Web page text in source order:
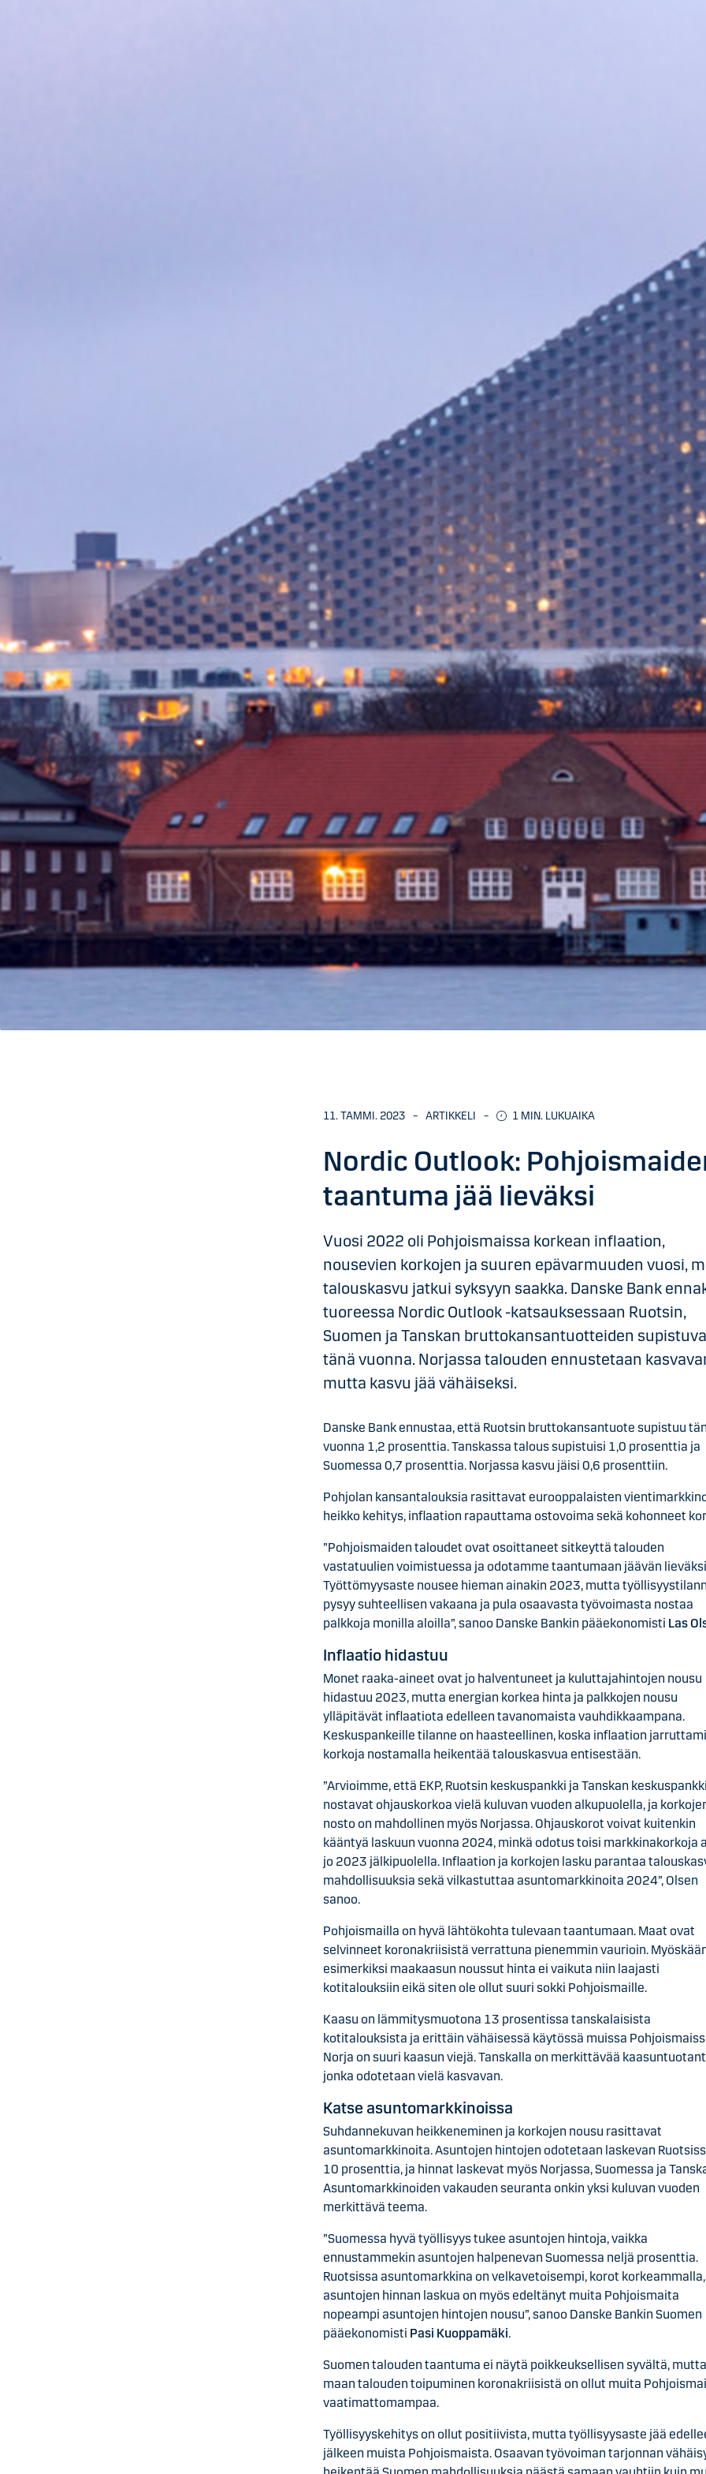
11. TAMMI. 2023 – ARTIKKELI – 1 MIN. LUKUAIKA
Nordic Outlook:
taantuma jää lieväksi
Vuosi 2022 oli Pohjoismaissa korkean inflaation,
nousevien korkojen ja suuren epävarmuuden vuosi,
talouskasvu jatkui syksyyn saakka. Danske Bank
tuoreessa Nordic Outlook -katsauksessaan Ruotsin,
Suomen ja Tanskan bruttokansantuotteiden
tänä vuonna. Norjassa talouden ennustetaan
mutta kasvu jää vähäiseksi.
Danske Bank ennustaa, että Ruotsin bruttokansantuote supistuu
vuonna 1,2 prosenttia. Tanskassa talous supistuisi 1,0 prosenttia ja
Suomessa 0,7 prosenttia. Norjassa kasvu jäisi 0,6 prosenttiin.
Pohjolan kansantalouksia rasittavat eurooppalaisten
heikko kehitys, inflaation rapauttama ostovoima sekä kohonneet
”Pohjoismaiden taloudet ovat osoittaneet sitkeyttä talouden
vastatuulien voimistuessa ja odotamme taantumaan jäävän
Työttömyysaste nousee hieman ainakin 2023, mutta
pysyy suhteellisen vakaana ja pula osaavasta työvoimasta nostaa
palkkoja monilla aloilla”, sanoo Danske Bankin pääekonomisti Las
Inflaatio hidastuu
Monet raaka-aineet ovat jo halventuneet ja kuluttajahintojen nousu
hidastuu 2023, mutta energian korkea hinta ja palkkojen nousu
ylläpitävät inflaatiota edelleen tavanomaista vauhdikkaampana.
Keskuspankeille tilanne on haasteellinen, koska inflaation
korkoja nostamalla heikentää talouskasvua entisestään.
”Arvioimme, että EKP, Ruotsin keskuspankki ja Tanskan keskuspankki
nostavat ohjauskorkoa vielä kuluvan vuoden alkupuolella, ja
nosto on mahdollinen myös Norjassa. Ohjauskorot voivat kuitenkin
kääntyä laskuun vuonna 2024, minkä odotus toisi markkinakorkoja
jo 2023 jälkipuolella. Inflaation ja korkojen lasku parantaa
mahdollisuuksia sekä vilkastuttaa asuntomarkkinoita 2024”, Olsen
sanoo.
Pohjoismailla on hyvä lähtökohta tulevaan taantumaan. Maat ovat
selvinneet koronakriisistä verrattuna pienemmin vaurioin.
esimerkiksi maakaasun noussut hinta ei vaikuta niin laajasti
kotitalouksiin eikä siten ole ollut suuri sokki Pohjoismaille.
Kaasu on lämmitysmuotona 13 prosentissa tanskalaisista
kotitalouksista ja erittäin vähäisessä käytössä muissa
Norja on suuri kaasun viejä. Tanskalla on merkittävää
jonka odotetaan vielä kasvavan.
Katse asuntomarkkinoissa
Suhdannekuvan heikkeneminen ja korkojen nousu rasittavat
asuntomarkkinoita. Asuntojen hintojen odotetaan laskevan
10 prosenttia, ja hinnat laskevat myös Norjassa, Suomessa ja
Asuntomarkkinoiden vakauden seuranta onkin yksi kuluvan vuoden
merkittävä teema.
”Suomessa hyvä työllisyys tukee asuntojen hintoja, vaikka
ennustammekin asuntojen halpenevan Suomessa neljä prosenttia.
Ruotsissa asuntomarkkina on velkavetoisempi, korot
asuntojen hinnan laskua on myös edeltänyt muita Pohjoismaita
nopeampi asuntojen hintojen nousu”, sanoo Danske Bankin Suomen
pääekonomisti Pasi Kuoppamäki.
Suomen talouden taantuma ei näytä poikkeuksellisen syvältä, mutta
maan talouden toipuminen koronakriisistä on ollut muita
vaatimattomampaa.
Työllisyyskehitys on ollut positiivista, mutta työllisyysaste jää
jälkeen muista Pohjoismaista. Osaavan työvoiman tarjonnan